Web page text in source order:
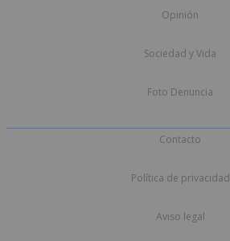
Opinión
Sociedad y Vida
Foto Denuncia
Contacto
Política de privacidad
Aviso legal